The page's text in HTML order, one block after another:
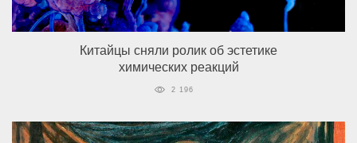
Китайцы сняли ролик об эстетике
химических реакций
2 196